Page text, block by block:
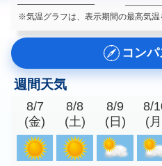
※気温グラフは、表示期間の最高気温
コン
週間天気
8/7
(金)
8/8
(土)
8/9
(日)
8/
(